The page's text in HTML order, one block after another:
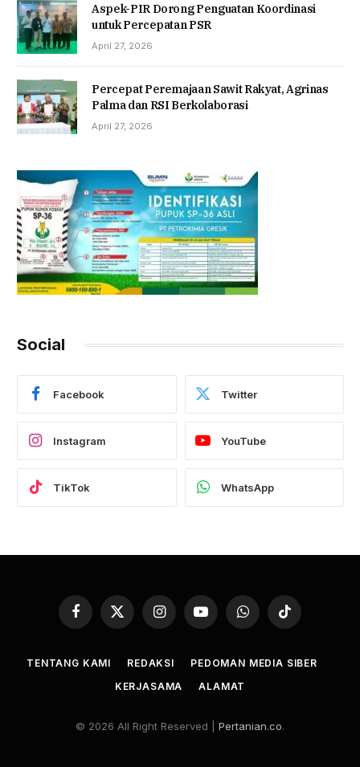
Aspek-PIR Dorong Penguatan Koordinasi
untuk Percepatan PSR
April 27, 2026
Percepat Peremajaan Sawit Rakyat, Agrinas
Palma dan RSI Berkolaborasi
April 27, 2026
Social
Facebook Twitter
Instagram YouTube
TikTok WhatsApp
Facebook
X
InstagramYouTubeWhatsAppTikTok
TENTANG KAMI REDAKSI
PEDOMAN MEDIA SIBER
KERJASAMA
ALAMAT
© 2026 All Right Reserved | Pertanian.co.